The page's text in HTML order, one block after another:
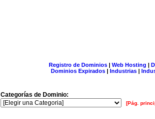
Registro de Dominios| Web Hosting |
Dominios Expirados | Industrias |
Categorías de Dominio:
[Pág.